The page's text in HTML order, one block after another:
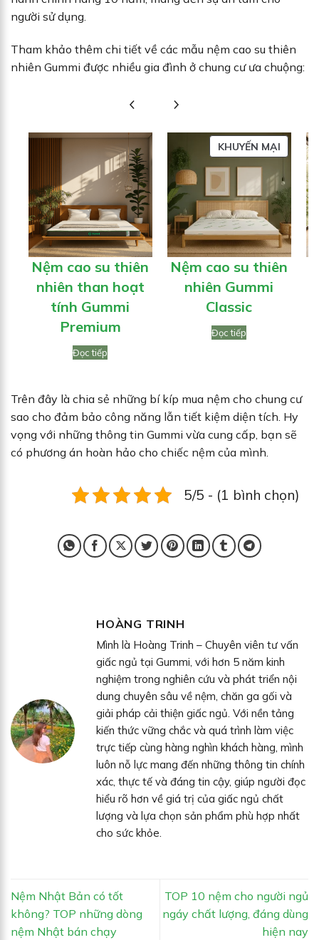
người sử dụng.
Tham khảo thêm chi tiết về các mẫu nệm cao su thiên
nhiên Gummi được nhiều gia đình ở chung cư ưa chuộng:
Nệm cao su thiên
nhiên than hoạt
tính Gummi
Premium
Đọc tiếp
KHUYẾN MẠISẢN
PHẨM
ĐANG
GIẢM
GIÁ
Nệm cao su thiên
nhiên Gummi
Classic
Đọc tiếp
Trên đây là chia sẻ những bí kíp mua nệm cho chung cư
sao cho đảm bảo công năng lẫn tiết kiệm diện tích. Hy
vọng với những thông tin Gummi vừa cung cấp, bạn sẽ
có phương án hoàn hảo cho chiếc nệm của mình.
5/5 - (1 bình chọn)
HOÀNG TRINH
Mình là Hoàng Trinh – Chuyên viên tư vấn
giấc ngủ tại Gummi, với hơn 5 năm kinh
nghiệm trong nghiên cứu và phát triển nội
dung chuyên sâu về nệm, chăn ga gối và
giải pháp cải thiện giấc ngủ. Với nền tảng
kiến thức vững chắc và quá trình làm việc
trực tiếp cùng hàng nghìn khách hàng, mình
luôn nỗ lực mang đến những thông tin chính
xác, thực tế và đáng tin cậy, giúp người đọc
hiểu rõ hơn về giá trị của giấc ngủ chất
lượng và lựa chọn sản phẩm phù hợp nhất
cho sức khỏe.
Nệm Nhật Bản có tốt
không? TOP những dòng
nệm Nhật bán chạy
TOP 10 nệm cho người ngủ
ngáy chất lượng, đáng dùng
hiện nay